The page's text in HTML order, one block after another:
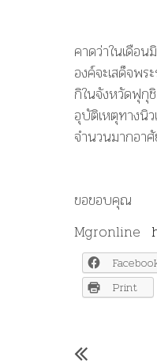
คาดว่าในเดือ
องค์จะเสด็จพร
กิในจังหวัดฟุกุ
อุบัติเหตุทางนิ
จำนวนมากอาศั
ขอขอบคุณ
Mgronline
Print